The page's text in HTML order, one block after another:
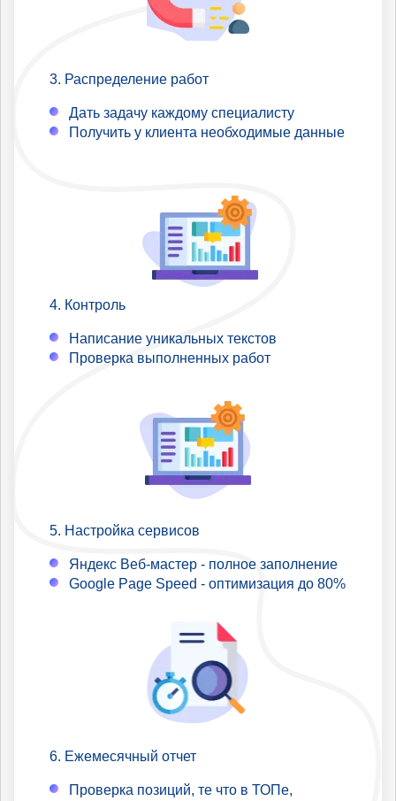
Распределение работ
Дать задачу каждому специалисту
Получить у клиента необходимые данные
Контроль
Написание уникальных текстов
Проверка выполненных работ
Настройка сервисов
Яндекс Веб-мастер - полное заполнение
Google Page Speed - оптимизация до 80%
Ежемесячный отчет
Проверка позиций, те что в ТОПе,